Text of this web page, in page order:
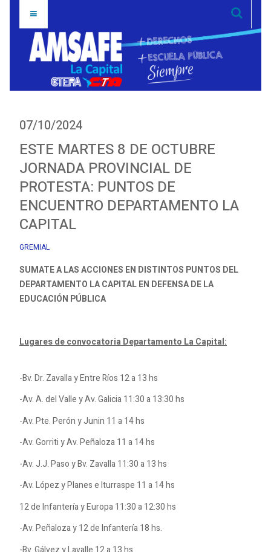
07/10/2024
ESTE MARTES 8 DE OCTUBRE
JORNADA PROVINCIAL DE
PROTESTA: PUNTOS DE
ENCUENTRO DEPARTAMENTO LA
CAPITAL
GREMIAL
SUMATE A LAS ACCIONES EN DISTINTOS PUNTOS DEL
DEPARTAMENTO LA CAPITAL EN DEFENSA DE LA
EDUCACIÓN PÚBLICA
Lugares de convocatoria Departamento La Capital:
-Bv. Dr. Zavalla y Entre Ríos 12 a 13 hs
-Av. A. del Valle y Av. Galicia 11:30 a 13:30 hs
-Av. Pte. Perón y Junin 11 a 14 hs
-Av. Gorriti y Av. Peñaloza 11 a 14 hs
-Av. J.J. Paso y Bv. Zavalla 11:30 a 13 hs
-Av. López y Planes e Iturraspe 11 a 14 hs
12 de Infantería y Europa 11:30 a 12:30 hs
-Av. Peñaloza y 12 de Infantería 18 hs.